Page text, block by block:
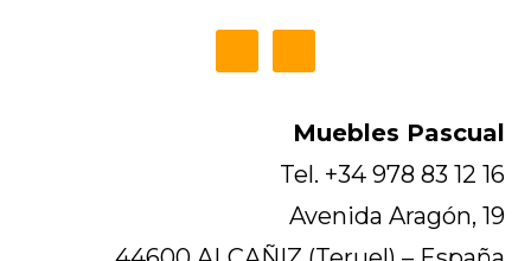
Muebles Pascual
Tel. +34 978 83 12 16
Avenida Aragón, 19